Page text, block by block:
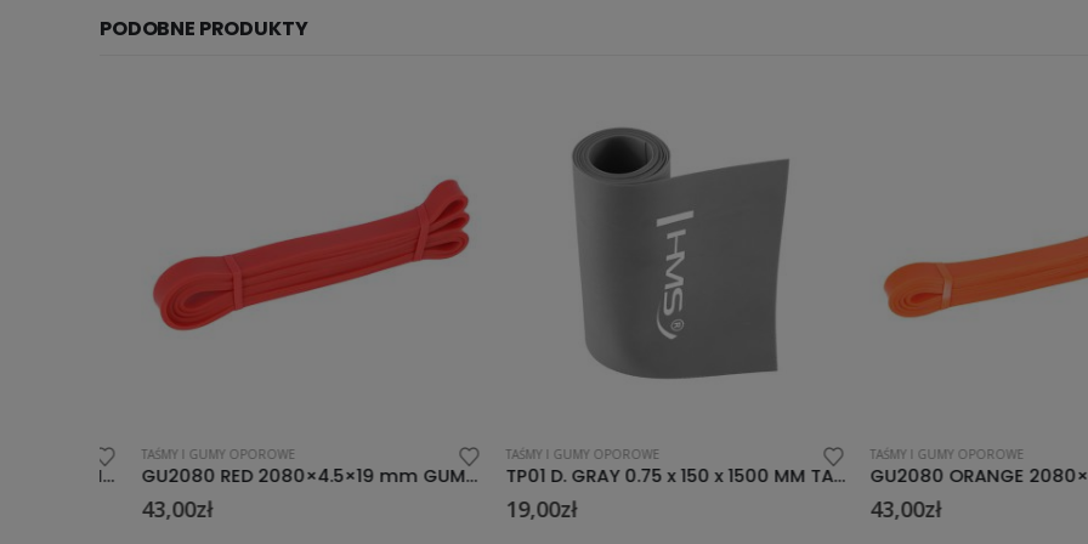
PODOBNE PRODUKTY
TAŚMY I GUMY OPOROWE
GU2080 RED 2080×4.5×19 mm GUMA DO ĆWICZEŃ NN
43,00zł
TAŚMY I GUMY OPOROWE
TP01 D. GRAY 0.75 x 150 x 1500 MM TAŚMA PILATES HMS
19,00zł
TAŚMY I GUMY OPOROWE
43,00zł